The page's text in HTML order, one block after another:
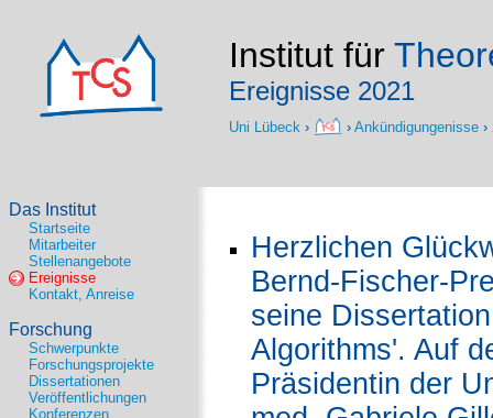
Institut für
Ereignisse 2021
Uni Lübeck › › Ankündigungenisse ›
Das Institut
Startseite
Mitarbeiter
Stellenangebote
Ereignisse
Kontakt, Anreise
Forschung
Schwerpunkte
Forschungsprojekte
Dissertationen
Veröffentlichungen
Konferenzen
Herzlichen
Bernd-Fischer-
seine
Algorithms'. Auf
Präsidentin der